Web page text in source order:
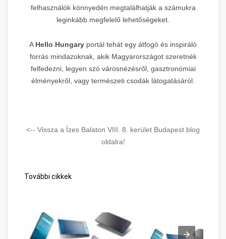
felhasználók könnyedén megtalálhatják a számukra
leginkább megfelelő lehetőségeket.
A Hello Hungary portál tehát egy átfogó és inspiráló
forrás mindazoknak, akik Magyarországot szeretnék
felfedezni, legyen szó városnézésről, gasztronómiai
élményekről, vagy természeti csodák látogatásáról.
<-- Vissza a Ízes Balaton VIII. 8. kerület Budapest blog
oldalra!
További cikkek